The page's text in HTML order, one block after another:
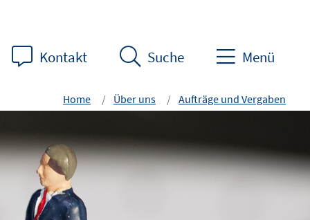
Kontakt Suche Menü
Home Über uns Aufträge und Vergaben